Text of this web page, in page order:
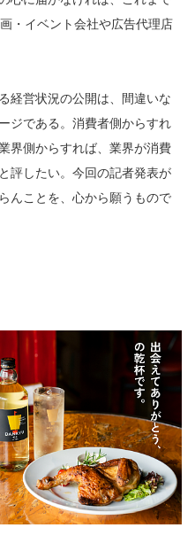
・イベント会社や広告代理店
経営状況の公開は、間違いな
ジである。消費者側からすれ
界側からすれば、業界が消費
評したい。今回の記者発表が
んことを、心から願うもので